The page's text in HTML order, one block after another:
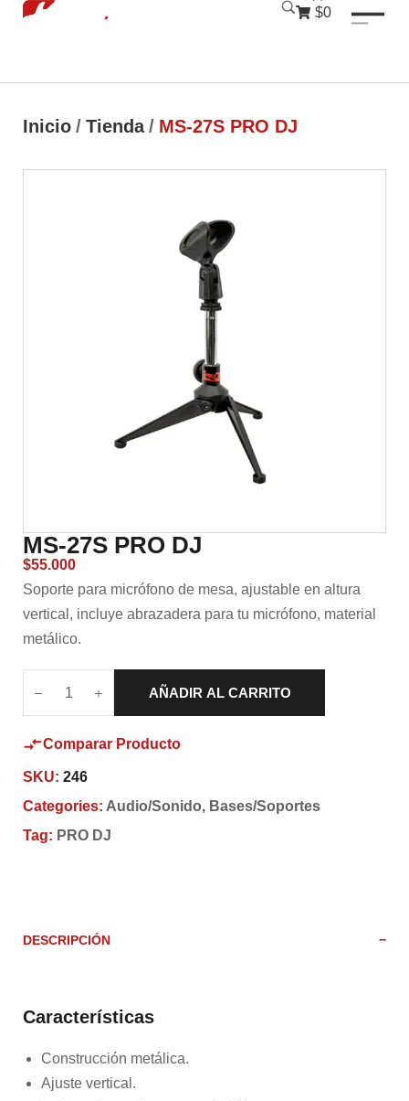
$0
Inicio / Tienda / MS-27S PRO DJ
MS-27S PRO DJ
$55.000
Soporte para micrófono de mesa, ajustable en altura
vertical, incluye abrazadera para tu micrófono, material
metálico.
AÑADIR AL CARRITO
Comparar Producto
SKU: 246
Categories: Audio/Sonido, Bases/Soportes
Tag: PRO DJ
DESCRIPCIÓN
Características
Construcción metálica.
Ajuste vertical.